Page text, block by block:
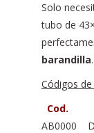
Solo
tubo de
barandilla.
Códigos
AB0000